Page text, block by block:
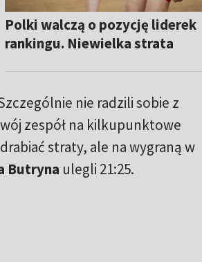
Polki walczą o pozycję liderek
rankingu. Niewielka strata
nie radzili sobie z
zespół na kilkupunktowe
straty, ale na wygraną w
Butryna ulegli 21:25.